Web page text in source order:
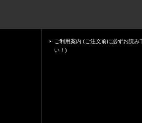
ご利用案内 (ご注文前に必ずお読み
い！)